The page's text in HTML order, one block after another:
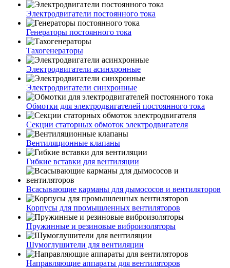
Электродвигатели постоянного тока
Генераторы постоянного тока
Тахогенераторы
Электродвигатели асинхронные
Электродвигатели синхронные
Обмотки для электродвигателей постоянного тока
Секции статорных обмоток электродвигателя
Вентиляционные клапаны
Гибкие вставки для вентиляции
Всасывающие карманы для дымососов и вентиляторов
Корпусы для промышленных вентиляторов
Пружинные и резиновые виброизоляторы
Шумоглушители для вентиляции
Направляющие аппараты для вентиляторов